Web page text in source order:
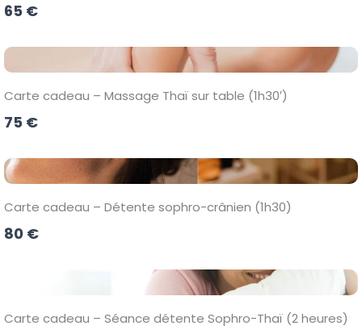
65 €
Carte cadeau – Massage Thaï sur table (1h30′)
75 €
Carte cadeau – Détente sophro-crânien (1h30)
80 €
Carte cadeau – Séance détente Sophro-Thaï (2 heures)